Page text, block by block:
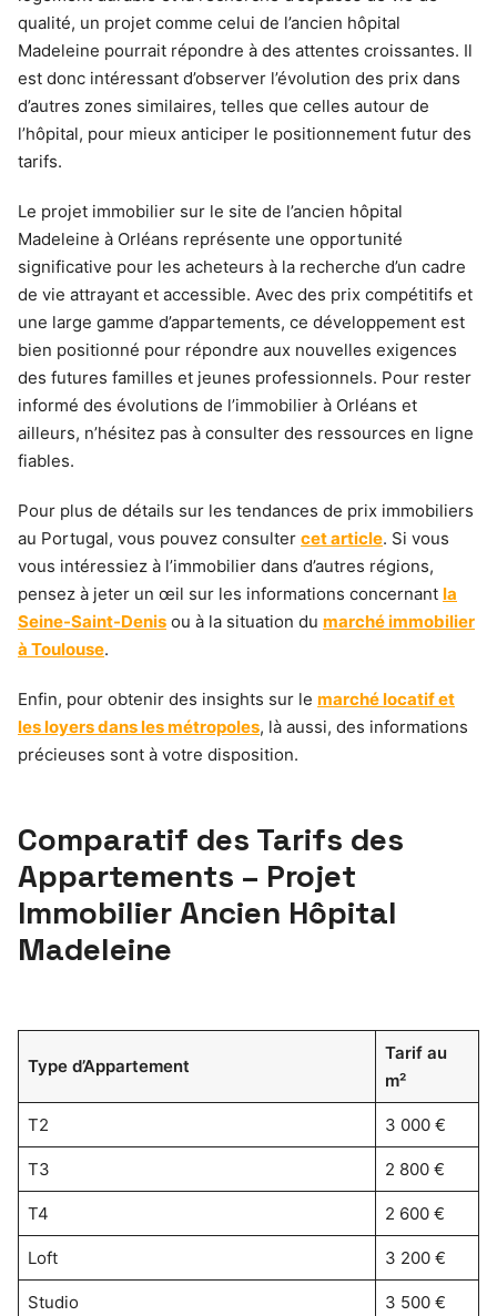
qualité, un projet comme celui de l’ancien hôpital
Madeleine pourrait répondre à des attentes croissantes. Il
est donc intéressant d’observer l’évolution des prix dans
d’autres zones similaires, telles que celles autour de
l’hôpital, pour mieux anticiper le positionnement futur des
tarifs.
Le projet immobilier sur le site de l’ancien hôpital
Madeleine à Orléans représente une opportunité
significative pour les acheteurs à la recherche d’un cadre
de vie attrayant et accessible. Avec des prix compétitifs et
une large gamme d’appartements, ce développement est
bien positionné pour répondre aux nouvelles exigences
des futures familles et jeunes professionnels. Pour rester
informé des évolutions de l’immobilier à Orléans et
ailleurs, n’hésitez pas à consulter des ressources en ligne
fiables.
Pour plus de détails sur les tendances de prix immobiliers
au Portugal, vous pouvez consulter cet article. Si vous
vous intéressiez à l’immobilier dans d’autres régions,
pensez à jeter un œil sur les informations concernant la
Seine-Saint-Denis ou à la situation du marché immobilier
à Toulouse.
Enfin, pour obtenir des insights sur le marché locatif et
les loyers dans les métropoles, là aussi, des informations
précieuses sont à votre disposition.
Comparatif des Tarifs des
Appartements – Projet
Immobilier Ancien Hôpital
Madeleine
Type d’Appartement
Tarif au
m²
T2 3 000 €
T3 2 800 €
T4 2 600 €
Loft 3 200 €
Studio 3 500 €